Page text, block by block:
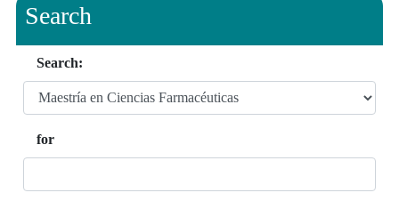
Search
Search:
for